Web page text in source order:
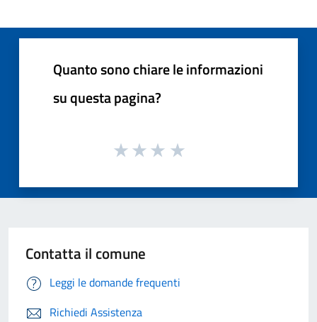
Quanto sono chiare le informazioni
su questa pagina?
Contatta il comune
Leggi le domande frequenti
Richiedi Assistenza